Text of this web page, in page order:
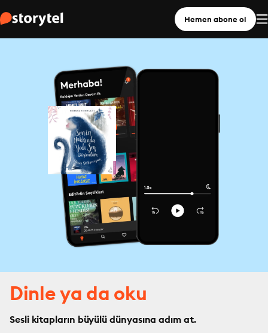
Hemen abone ol
Dinle ya da oku
Sesli kitapların büyülü dünyasına adım at.